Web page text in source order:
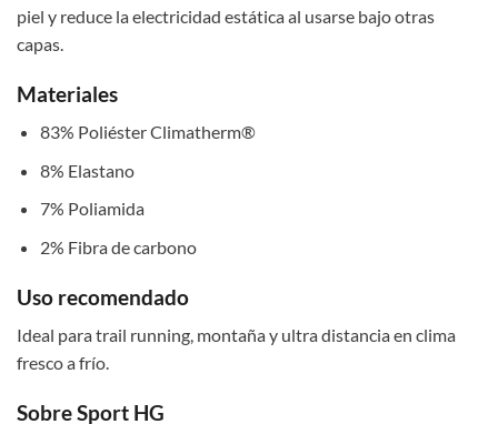
piel y reduce la electricidad estática al usarse bajo otras
capas.
Materiales
83% Poliéster Climatherm®
8% Elastano
7% Poliamida
2% Fibra de carbono
Uso recomendado
Ideal para trail running, montaña y ultra distancia en clima
fresco a frío.
Sobre Sport HG